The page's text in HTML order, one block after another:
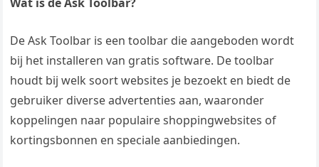
De Ask Toolbar is een toolbar die aangeboden wordt
bij het installeren van gratis software. De toolbar
houdt bij welk soort websites je bezoekt en biedt de
gebruiker diverse advertenties aan, waaronder
koppelingen naar populaire shoppingwebsites of
kortingsbonnen en speciale aanbiedingen.